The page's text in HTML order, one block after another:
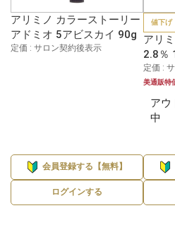
アリミノ カラーストーリー
アドミオ 5アビスカイ 90g
定価 : サロン契約後表示
会員登録する【無料】
ログインする
値下げ
アリ
2.8％
定価 :
美通販特
アウ
中